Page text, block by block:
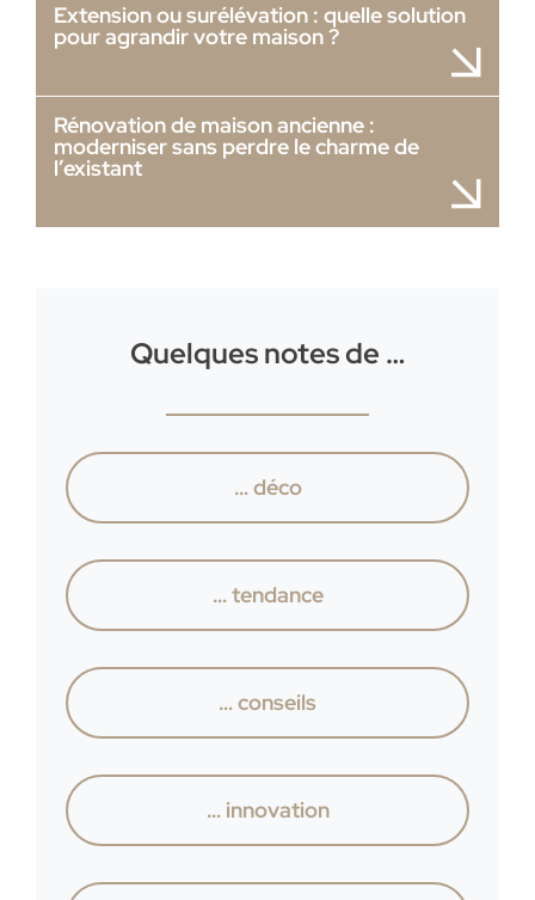
Extension ou surélévation : quelle solution
pour agrandir votre maison ?
Rénovation de maison ancienne :
moderniser sans perdre le charme de
l’existant
Quelques notes de …
… déco
… tendance
… conseils
… innovation